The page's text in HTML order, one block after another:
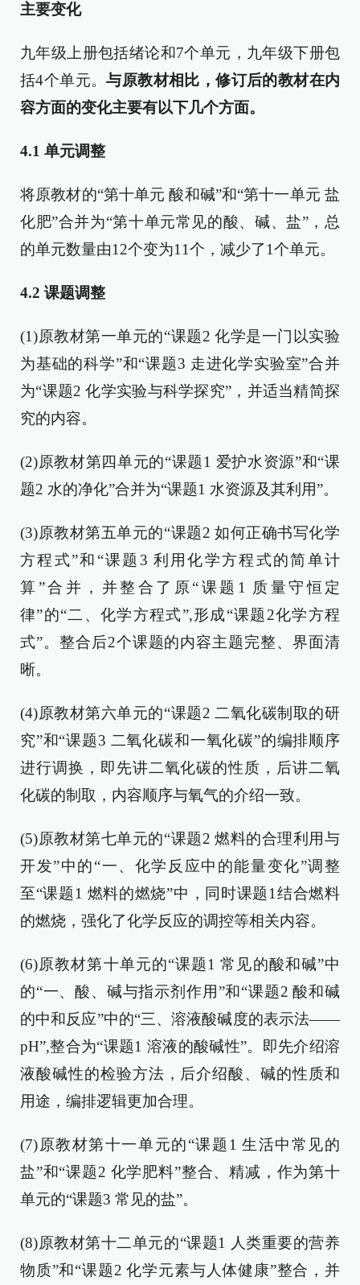
主要变化
九年级上册包括绪论和7个单元，九年级下册包
括4个单元。与原教材相比，修订后的教材在内
容方面的变化主要有以下几个方面。
4.1 单元调整
将原教材的“第十单元 酸和碱”和“第十一单元 盐
化肥”合并为“第十单元常见的酸、碱、盐”，总
的单元数量由12个变为11个，减少了1个单元。
4.2 课题调整
(1)原教材第一单元的“课题2 化学是一门以实验
为基础的科学”和“课题3 走进化学实验室”合并
为“课题2 化学实验与科学探究”，并适当精简探
究的内容。
(2)原教材第四单元的“课题1 爱护水资源”和“课
题2 水的净化”合并为“课题1 水资源及其利用”。
(3)原教材第五单元的“课题2 如何正确书写化学
方程式”和“课题3 利用化学方程式的简单计
算”合并，并整合了原“课题1 质量守恒定
律”的“二、化学方程式”,形成“课题2化学方程
式”。整合后2个课题的内容主题完整、界面清
晰。
(4)原教材第六单元的“课题2 二氧化碳制取的研
究”和“课题3 二氧化碳和一氧化碳”的编排顺序
进行调换，即先讲二氧化碳的性质，后讲二氧
化碳的制取，内容顺序与氧气的介绍一致。
(5)原教材第七单元的“课题2 燃料的合理利用与
开发”中的“一、化学反应中的能量变化”调整
至“课题1 燃料的燃烧”中，同时课题1结合燃料
的燃烧，强化了化学反应的调控等相关内容。
(6)原教材第十单元的“课题1 常见的酸和碱”中
的“一、酸、碱与指示剂作用”和“课题2 酸和碱
的中和反应”中的“三、溶液酸碱度的表示法——
pH”,整合为“课题1 溶液的酸碱性”。即先介绍溶
液酸碱性的检验方法，后介绍酸、碱的性质和
用途，编排逻辑更加合理。
(7)原教材第十一单元的“课题1 生活中常见的
盐”和“课题2 化学肥料”整合、精减，作为第十
单元的“课题3 常见的盐”。
(8)原教材第十二单元的“课题1 人类重要的营养
物质”和“课题2 化学元素与人体健康”整合，并